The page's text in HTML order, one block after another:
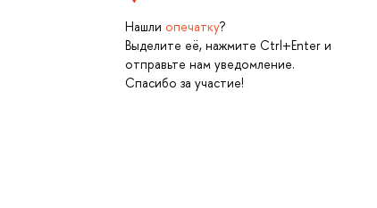
Нашли опечатку?
Выделите её, нажмите Ctrl+Enter и
отправьте нам уведомление.
Спасибо за участие!